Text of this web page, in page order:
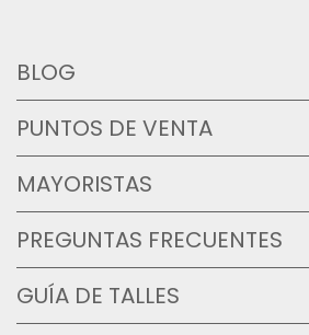
BLOG
PUNTOS DE VENTA
MAYORISTAS
PREGUNTAS FRECUENTES
GUÍA DE TALLES